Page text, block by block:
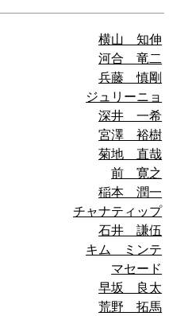
横山 知伸
河合 竜二
兵藤 慎剛
ジュリーニョ
深井 一希
宮澤 裕樹
菊地 直哉
前 寛之
稲本 潤一
チャナティップ
石井 謙伍
キム ミンテ
マセード
早坂 良太
荒野 拓馬